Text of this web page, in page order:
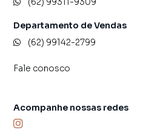
Departamento de Vendas
(62) 99142-2799
Fale conosco
Acompanhe nossas redes